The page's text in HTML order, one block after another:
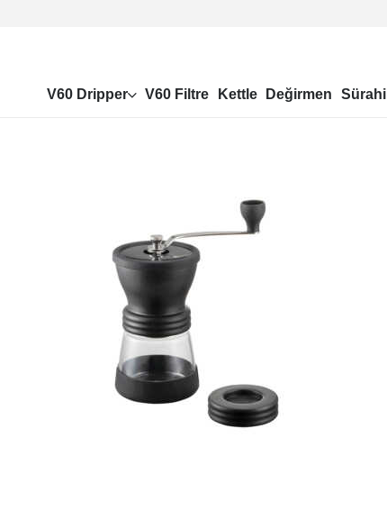
V60 Dripper V60 Filtre Kettle Değirmen Sürahi